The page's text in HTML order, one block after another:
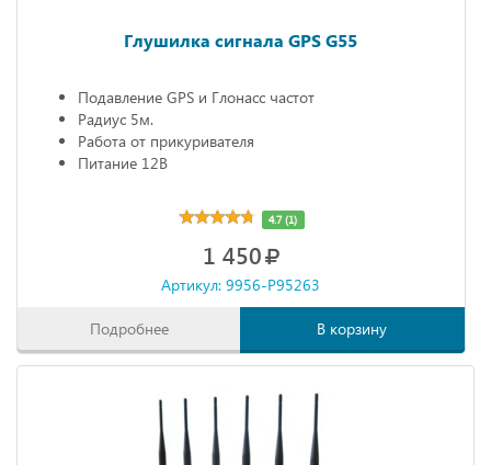
Глушилка сигнала GPS G55
Подавление GPS и Глонасс частот
Радиус 5м.
Работа от прикуривателя
Питание 12В
4.7 (1)
1 450
Артикул: 9956-P95263
Подробнее В корзину